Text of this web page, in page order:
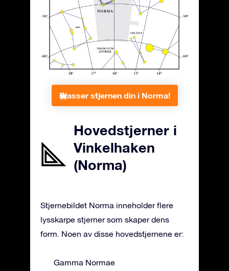
Plasser stjernen din i Norma!
Hovedstjerner i
Vinkelhaken
(Norma)
Stjernebildet Norma inneholder flere
lysskarpe stjerner som skaper dens
form. Noen av disse hovedstjernene er:
Gamma Normae